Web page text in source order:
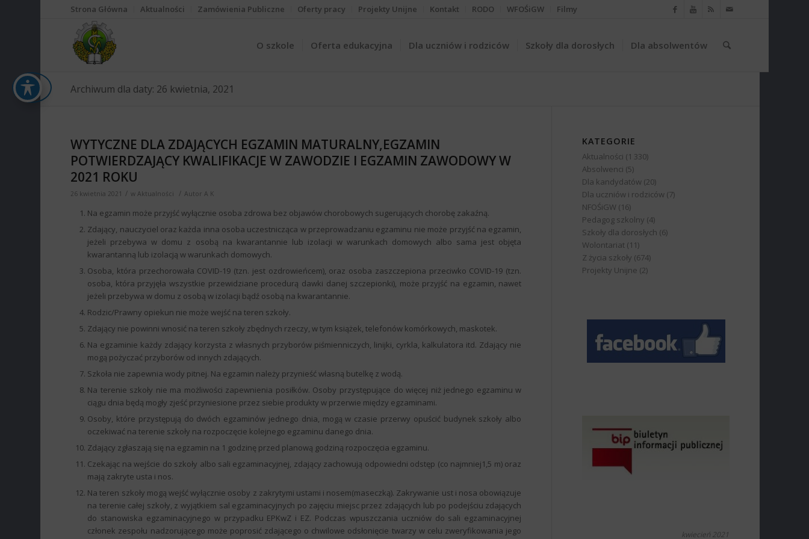
Strona Główna Aktualności Zamówienia Publiczne Oferty pracy Projekty Unijne Kontakt RODO WFOŚiGW Filmy
O szkole Oferta edukacyjna Dla uczniów i rodziców Szkoły dla dorosłych Dla absolwentów
Archiwum dla daty: 26 kwietnia, 2021
WYTYCZNE DLA ZDAJĄCYCH EGZAMIN MATURALNY,EGZAMIN
POTWIERDZAJĄCY KWALIFIKACJE W ZAWODZIE I EGZAMIN ZAWODOWY W
2021 ROKU
26 kwietnia 2021 / wAktualności / AutorA K
Na egzamin może przyjść wyłącznie osoba zdrowa bez objawów chorobowych sugerujących chorobę zakaźną.
Zdający, nauczyciel oraz każda inna osoba uczestnicząca w przeprowadzaniu egzaminu nie może przyjść na egzamin,
jeżeli przebywa w domu z osobą na kwarantannie lub izolacji w warunkach domowych albo sama jest objęta
kwarantanną lub izolacją w warunkach domowych.
Osoba, która przechorowała COVID-19 (tzn. jest ozdrowieńcem), oraz osoba zaszczepiona przeciwko COVID-19 (tzn.
osoba, która przyjęła wszystkie przewidziane procedurą dawki danej szczepionki), może przyjść na egzamin, nawet
jeżeli przebywa w domu z osobą w izolacji bądź osobą na kwarantannie.
Rodzic/Prawny opiekun nie może wejść na teren szkoły.
Zdający nie powinni wnosić na teren szkoły zbędnych rzeczy, w tym książek, telefonów komórkowych, maskotek.
Na egzaminie każdy zdający korzysta z własnych przyborów piśmienniczych, linijki, cyrkla, kalkulatora itd. Zdający nie
mogą pożyczać przyborów od innych zdających.
Szkoła nie zapewnia wody pitnej. Na egzamin należy przynieść własną butelkę z wodą.
Na terenie szkoły nie ma możliwości zapewnienia posiłków. Osoby przystępujące do więcej niż jednego egzaminu w
ciągu dnia będą mogły zjeść przyniesione przez siebie produkty w przerwie między egzaminami.
Osoby, które przystępują do dwóch egzaminów jednego dnia, mogą w czasie przerwy opuścić budynek szkoły albo
oczekiwać na terenie szkoły na rozpoczęcie kolejnego egzaminu danego dnia.
Zdający zgłaszają się na egzamin na 1 godzinę przed planową godziną rozpoczęcia egzaminu.
Czekając na wejście do szkoły albo sali egzaminacyjnej, zdający zachowują odpowiedni odstęp (co najmniej1,5 m) oraz
mają zakryte usta i nos.
Na teren szkoły mogą wejść wyłącznie osoby z zakrytymi ustami i nosem(maseczką). Zakrywanie ust i nosa obowiązuje
na terenie całej szkoły, z wyjątkiem sal egzaminacyjnych po zajęciu miejsc przez zdających lub po podejściu zdających
do stanowiska egzaminacyjnego w przypadku EPKwZ i EZ. Podczas wpuszczania uczniów do sali egzaminacyjnej
członek zespołu nadzorującego może poprosić zdającego o chwilowe odsłonięcie twarzy w celu zweryfikowania jego
KATEGORIE
Aktualności (1 330)
Absolwenci (5)
Dla kandydatów (20)
Dla uczniów i rodziców (7)
NFOŚiGW (16)
Pedagog szkolny (4)
Szkoły dla dorosłych (6)
Wolontariat (11)
Z życia szkoły (674)
Projekty Unijne (2)
kwiecień 2021